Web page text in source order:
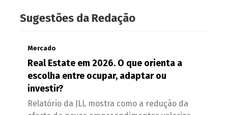
Sugestões da Redação
Mercado
Real Estate em 2026. O que orienta a
escolha entre ocupar, adaptar ou
investir?
Relatório da JLL mostra como a redução da